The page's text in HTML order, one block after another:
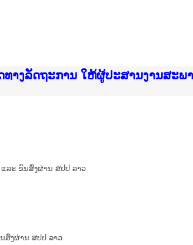
ະການ ແລະ ແອັບກົດໝາຍລາວ ທີ່ ສະ
າງລັດຖະການ ໃຫ້ຜູ້ປະສານງານສະພ
ຕິບັດວຽກງານຈົດໝາຍເຫດທາງລັດຖະ
ໝາຍເຫດທາງລັດຖະການ ສຳລັບ ພາກ
ໝາຍເຫດທາງລັດຖະການ ສຳລັບ ພາກ
ໄຊຈົດໝາຍເຫດທາງລັດຖະການ ທີ່ ວິ
ໄຊຈົດໝາຍເຫດທາງລັດຖະການ ທີ່ ວິ
ລັດຖະການໃຫ້ຜູ້ປະສານງານຂັ້ນແຂວງ
າງລັດຖະການ ໃຫ້ຜູ້ປະສານງານສະພ
ລະ ຂົນສົ່ງຜ່ານ ສປປ ລາວ
ສົ່ງຜ່ານ ສປປ ລາວ